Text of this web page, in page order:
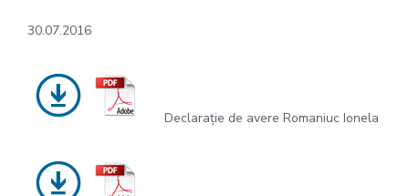
30.07.2016
Declarație de avere Romaniuc Ionela